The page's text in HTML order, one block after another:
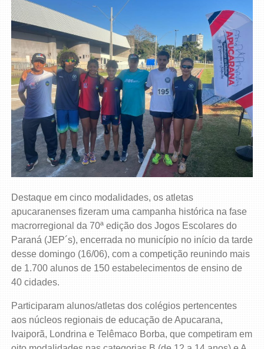
Destaque em cinco modalidades, os atletas
apucaranenses fizeram uma campanha histórica na fase
macrorregional da 70ª edição dos Jogos Escolares do
Paraná (JEP´s), encerrada no município no início da tarde
desse domingo (16/06), com a competição reunindo mais
de 1.700 alunos de 150 estabelecimentos de ensino de
40 cidades.
Participaram alunos/atletas dos colégios pertencentes
aos núcleos regionais de educação de Apucarana,
Ivaiporã, Londrina e Telêmaco Borba, que competiram em